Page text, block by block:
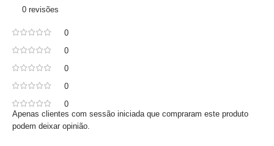
0 revisões
0
0
0
0
0
Apenas clientes com sessão iniciada que compraram este produto
podem deixar opinião.